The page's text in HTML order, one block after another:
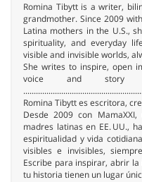
Romina Tibytt is a writer,
grandmother. Since 2009
Latina mothers in the U.S.,
spirituality, and everyday
visible and invisible worlds,
She writes to inspire, open
voice and story
Romina Tibytt es escritora,
Desde 2009 con
madres latinas en EE. UU.,
espiritualidad y vida
visibles e invisibles,
Escribe para inspirar, abrir
tu historia tienen un lugar